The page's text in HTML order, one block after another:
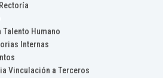
Talento Humano
Internas
Vinculación a Terceros